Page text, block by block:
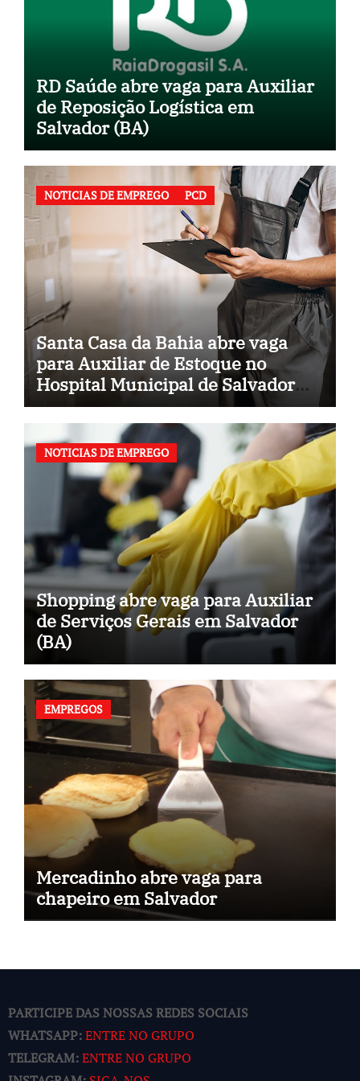
RD Saúde abre vaga para Auxiliar
de Reposição Logística em
Salvador (BA)
NOTICIAS DE EMPREGO PCD
Santa Casa da Bahia abre vaga
para Auxiliar de Estoque no
Hospital Municipal de Salvador
(BA)
NOTICIAS DE EMPREGO
Shopping abre vaga para Auxiliar
de Serviços Gerais em Salvador
(BA)
EMPREGOS
Mercadinho abre vaga para
chapeiro em Salvador
PARTICIPE DAS NOSSAS REDES SOCIAIS
WHATSAPP:ENTRE NO GRUPO
TELEGRAM:ENTRE NO GRUPO